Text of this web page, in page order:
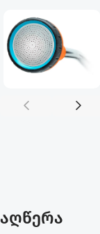
აღწერა